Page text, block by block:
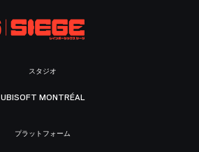
スタジオ
UBISOFT MONTRÉAL
プラットフォーム